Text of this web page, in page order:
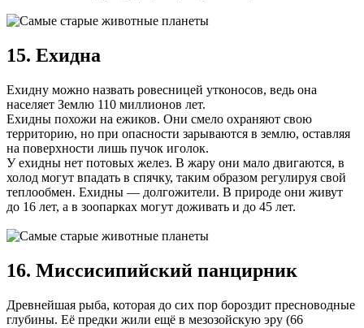
15. Ехидна
Ехидну можно назвать ровесницей утконосов, ведь она
населяет Землю 110 миллионов лет.
Ехидны похожи на ежиков. Они смело охраняют свою
территорию, но при опасности зарываются в землю, оставляя
на поверхности лишь пучок иголок.
У ехидны нет потовых желез. В жару они мало двигаются, в
холод могут впадать в спячку, таким образом регулируя свой
теплообмен. Ехидны — долгожители. В природе они живут
до 16 лет, а в зоопарках могут доживать и до 45 лет.
16. Миссисипийский панцирник
Древнейшая рыба, которая до сих пор бороздит пресноводные
глубины. Её предки жили ещё в мезозойскую эру (66